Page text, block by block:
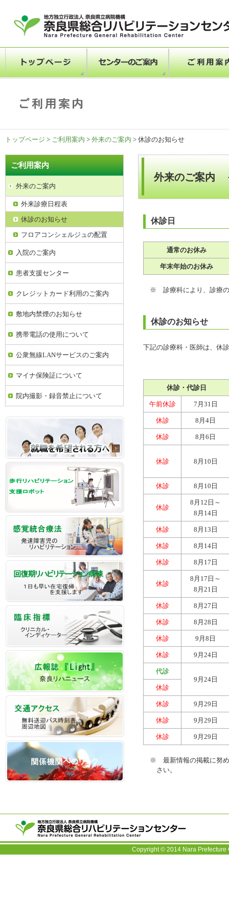
トップページ > ご利用案内 > 外来のご案内 > 休診のお知らせ
外来のご案内
休診日
通常のお休み
年末年始のお休み
※ 診療科により、診療の
休診のお知らせ
下記の診療科・医師は、休
休診・代診日
午前休診 7月31日
休診 8月4日
休診 8月6日
休診 8月10日
休診 8月10日
休診
8月12日～
8月14日
休診 8月13日
休診 8月14日
休診 8月17日
休診
8月17日～
8月21日
休診 8月27日
休診 8月28日
休診 9月8日
休診 9月24日
代診
9月24日
休診
休診 9月29日
休診 9月29日
休診 9月29日
※ 最新情報の掲載に努め
さい。
ご利用案内
外来のご案内
外来診療日程表
休診のお知らせ
フロアコンシェルジュの配置
入院のご案内
患者支援センター
クレジットカード利用のご案内
敷地内禁煙のお知らせ
携帯電話の使用について
公衆無線LANサービスのご案内
マイナ保険証について
院内撮影・録音禁止について
Copyright © 2014 Nara